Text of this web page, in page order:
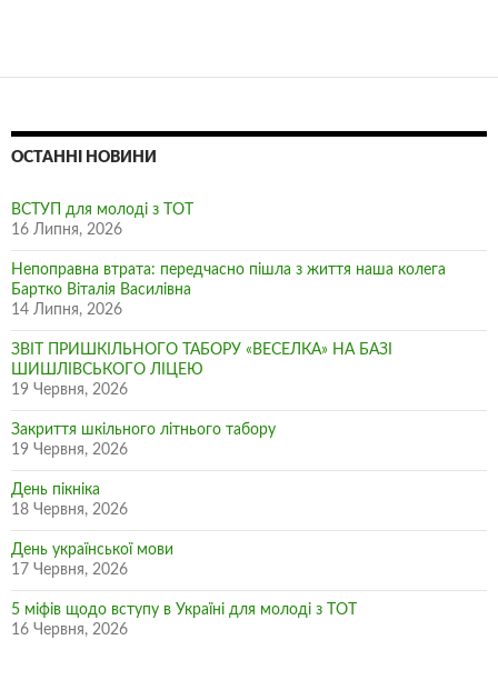
ОСТАННІ НОВИНИ
ВСТУП для молоді з ТОТ
16 Липня, 2026
Непоправна втрата: передчасно пішла з життя наша колега
Бартко Віталія Василівна
14 Липня, 2026
ЗВІТ ПРИШКІЛЬНОГО ТАБОРУ «ВЕСЕЛКА» НА БАЗІ
ШИШЛІВСЬКОГО ЛІЦЕЮ
19 Червня, 2026
Закриття шкільного літнього табору
19 Червня, 2026
День пікніка
18 Червня, 2026
День української мови
17 Червня, 2026
5 міфів щодо вступу в Україні для молоді з ТОТ
16 Червня, 2026